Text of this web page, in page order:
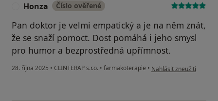
Honza Číslo ověřené
Pan doktor je velmi empatický a je na něm znát,
že se snaží pomoct. Dost pomáhá i jeho smysl
pro humor a bezprostředná upřímnost.
28. října 2025 • CLINTERAP s.r.o. • farmakoterapie • podle názoru uživatele
Nahlásit zneužití